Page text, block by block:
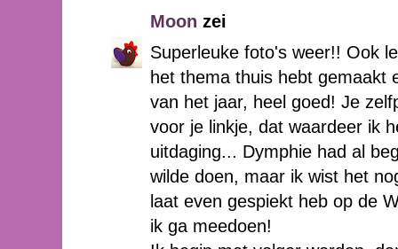
Moon zei
Superleuke foto's weer!! Ook
het thema thuis hebt gemaakt
van het jaar, heel goed! Je
voor je linkje, dat waardeer ik
uitdaging... Dymphie had al
wilde doen, maar ik wist het
laat even gespiekt heb op de
ik ga meedoen!